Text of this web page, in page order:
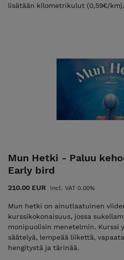
lisätään kilometrikulut (0,59€/
saamastasi kuitista, viestin
Mun Hetki - Paluu
Early bird
210.00 EUR Incl. VAT 0.00%
Mun hetki on ainutlaatuinen
kurssikokonaisuus, jossa
monipuolisin menetelmin. Kurssi
säätelyä, lempeää liikettä,
hengitystä ja tärinää.